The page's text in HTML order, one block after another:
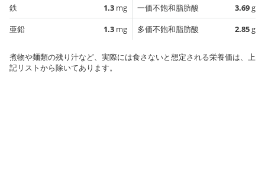
鉄
1.3 mg
亜鉛
1.3 mg
一価不飽和脂肪酸
3.69g
多価不飽和脂肪酸
2.85g
煮物や麺類の残り汁など、実際には食さないと想定される栄養価は、上
記リストから除いてあります。